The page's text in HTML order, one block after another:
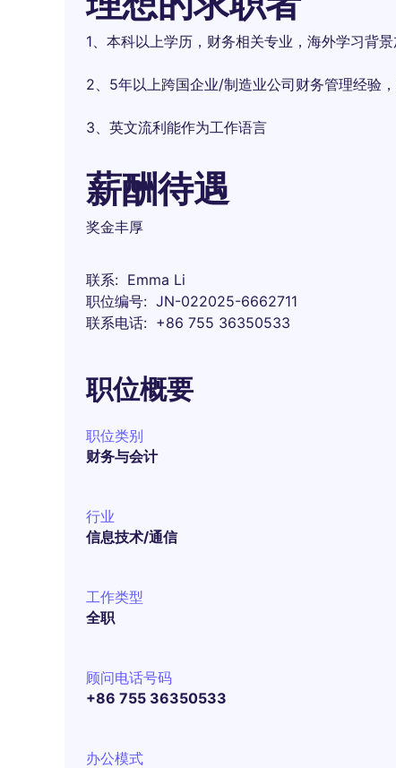
1、本科以上学历，财务相关专业，海外学习背
2、5年以上跨国企业/制造业公司财务管理经验
3、英文流利能作为工作语言
薪酬待遇
奖金丰厚
联系
Emma Li
职位编号
JN-022025-6662711
联系电话
+86 755 36350533
职位概要
职位类别
财务与会计
行业
信息技术/通信
工作类型
全职
顾问电话号码
+86 755 36350533
办公模式